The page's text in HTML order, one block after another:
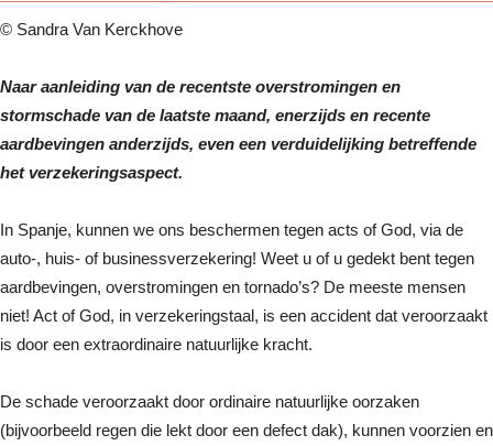
© Sandra Van Kerckhove
Naar aanleiding van de recentste overstromingen en
stormschade van de laatste maand, enerzijds en recente
aardbevingen anderzijds, even een verduidelijking betreffende
het verzekeringsaspect.
In Spanje, kunnen we ons beschermen tegen acts of God, via de
auto-, huis- of businessverzekering! Weet u of u gedekt bent tegen
aardbevingen, overstromingen en tornado’s? De meeste mensen
niet! Act of God, in verzekeringstaal, is een accident dat veroorzaakt
is door een extraordinaire natuurlijke kracht.
De schade veroorzaakt door ordinaire natuurlijke oorzaken
(bijvoorbeeld regen die lekt door een defect dak), kunnen voorzien en